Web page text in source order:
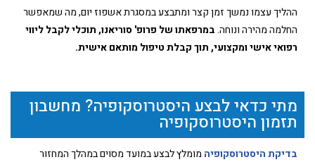
ההליך עצמו נמשך זמן קצר ומתבצע במסגרת אשפוז יום, מה שמאפשר
החלמה מהירה ונוחה.במרפאתו של פרופ' סוריאנו, תוכלי לקבל ליווי
רפואי אישי ומקצועי, תוך קבלת טיפול מותאם אישית.
מתי כדאי לבצע היסטרוסקופיה? מחשבון
תזמון היסטרוסקופיה
בדיקת היסטרוסקופיה מומלץ לבצע במועד מסוים במהלך המחזור